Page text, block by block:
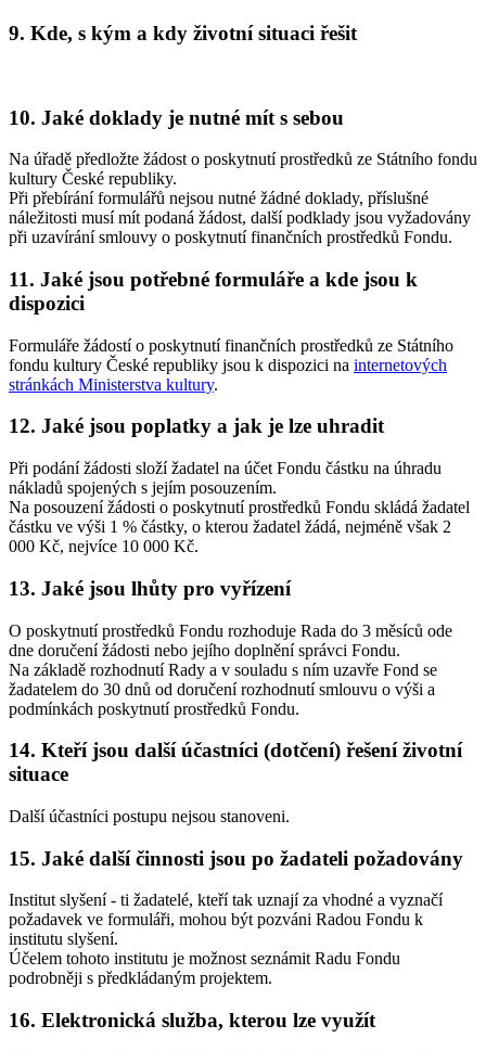
9. Kde, s kým a kdy životní situaci řešit
10. Jaké doklady je nutné mít s sebou
Na úřadě předložte žádost o poskytnutí prostředků ze Státního fondu
kultury České republiky.
Při přebírání formulářů nejsou nutné žádné doklady, příslušné
náležitosti musí mít podaná žádost, další podklady jsou vyžadovány
při uzavírání smlouvy o poskytnutí finančních prostředků Fondu.
11. Jaké jsou potřebné formuláře a kde jsou k
dispozici
Formuláře žádostí o poskytnutí finančních prostředků ze Státního
fondu kultury České republiky jsou k dispozici na internetových
stránkách Ministerstva kultury.
12. Jaké jsou poplatky a jak je lze uhradit
Při podání žádosti složí žadatel na účet Fondu částku na úhradu
nákladů spojených s jejím posouzením.
Na posouzení žádosti o poskytnutí prostředků Fondu skládá žadatel
částku ve výši 1 % částky, o kterou žadatel žádá, nejméně však 2
000 Kč, nejvíce 10 000 Kč.
13. Jaké jsou lhůty pro vyřízení
O poskytnutí prostředků Fondu rozhoduje Rada do 3 měsíců ode
dne doručení žádosti nebo jejího doplnění správci Fondu.
Na základě rozhodnutí Rady a v souladu s ním uzavře Fond se
žadatelem do 30 dnů od doručení rozhodnutí smlouvu o výši a
podmínkách poskytnutí prostředků Fondu.
14. Kteří jsou další účastníci (dotčení) řešení životní
situace
Další účastníci postupu nejsou stanoveni.
15. Jaké další činnosti jsou po žadateli požadovány
Institut slyšení - ti žadatelé, kteří tak uznají za vhodné a vyznačí
požadavek ve formuláři, mohou být pozváni Radou Fondu k
institutu slyšení.
Účelem tohoto institutu je možnost seznámit Radu Fondu
podrobněji s předkládaným projektem.
16. Elektronická služba, kterou lze využít